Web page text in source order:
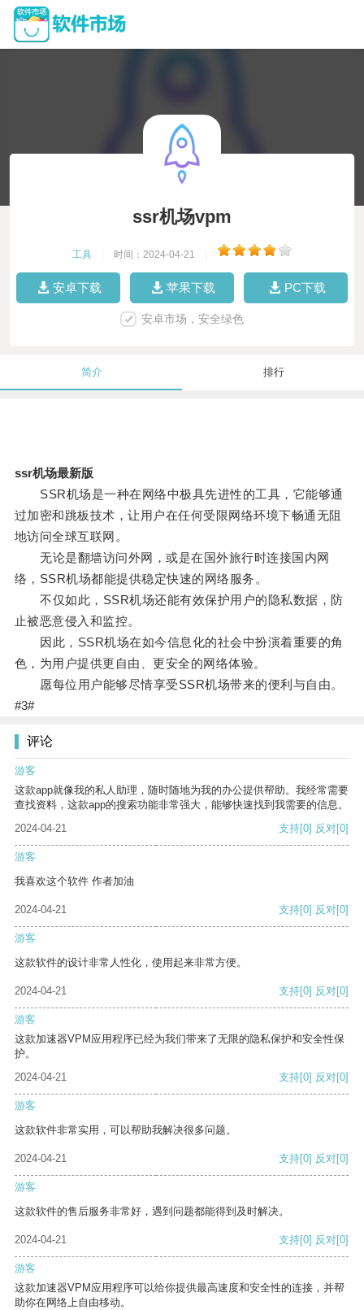
ssr机场vpm
工具 时间：2024-04-21
安卓下载 苹果下载 PC下载
安卓市场，安全绿色
简介 排行
ssr机场最新版
SSR机场是一种在网络中极具先进性的工具，它能够通
过加密和跳板技术，让用户在任何受限网络环境下畅通无阻
地访问全球互联网。
无论是翻墙访问外网，或是在国外旅行时连接国内网
络，SSR机场都能提供稳定快速的网络服务。
不仅如此，SSR机场还能有效保护用户的隐私数据，防
止被恶意侵入和监控。
因此，SSR机场在如今信息化的社会中扮演着重要的角
色，为用户提供更自由、更安全的网络体验。
愿每位用户能够尽情享受SSR机场带来的便利与自由。
#3#
评论
游客
这款app就像我的私人助理，随时随地为我的办公提供帮助。我经常需要
查找资料，这款app的搜索功能非常强大，能够快速找到我需要的信息。
2024-04-21
支持[0] 反对[0]
游客
我喜欢这个软件 作者加油
2024-04-21 支持[0] 反对[0]
游客
这款软件的设计非常人性化，使用起来非常方便。
2024-04-21 支持[0] 反对[0]
游客
这款加速器VPM应用程序已经为我们带来了无限的隐私保护和安全性保
护。
2024-04-21
支持[0] 反对[0]
游客
这款软件非常实用，可以帮助我解决很多问题。
2024-04-21 支持[0] 反对[0]
游客
这款软件的售后服务非常好，遇到问题都能得到及时解决。
2024-04-21 支持[0] 反对[0]
游客
这款加速器VPM应用程序可以给你提供最高速度和安全性的连接，并帮
助你在网络上自由移动。